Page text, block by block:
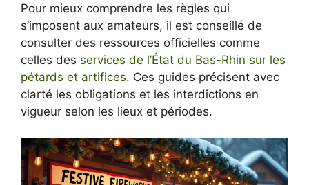
Pour mieux comprendre les règles qui
s’imposent aux amateurs, il est conseillé de
consulter des ressources officielles comme
celles des services de l’État du Bas-Rhin sur les
pétards et artifices. Ces guides précisent avec
clarté les obligations et les interdictions en
vigueur selon les lieux et périodes.